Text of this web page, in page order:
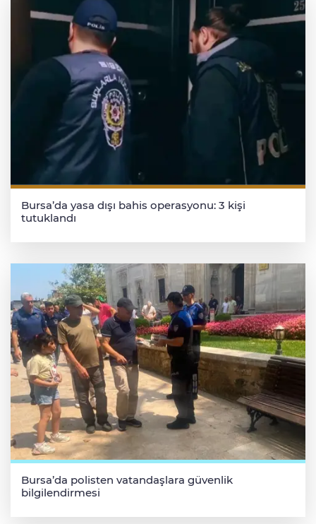
Bursa’da yasa dışı bahis operasyonu: 3 kişi
tutuklandı
Bursa’da polisten vatandaşlara güvenlik
bilgilendirmesi